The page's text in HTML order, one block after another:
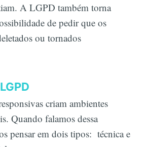
A LGPD também torna
de pedir que os
ou tornados
criam ambientes
Quando falamos dessa
pensar em dois tipos: técnica e